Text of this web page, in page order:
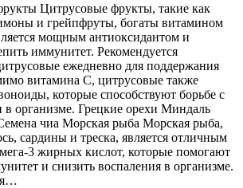
Цитрусовые фрукты, такие как
и грейпфруты, богаты витамином
мощным антиоксидантом и
иммунитет. Рекомендуется
ежедневно для поддержания
витамина C, цитрусовые также
которые способствуют борьбе с
в организме. Грецкие орехи Миндаль
чиа Морская рыба Морская рыба,
сардины и треска, является отличным
3 жирных кислот, которые помогают
и снизить воспаления в организме.